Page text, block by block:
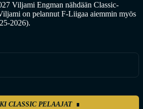
Viljami Engman nähdään Classic-
on pelannut F-Liigaa aiemmin myös
2026).
CLASSIC PELAAJAT